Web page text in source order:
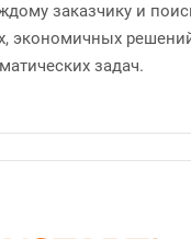
заказчику и
экономичных
задач.